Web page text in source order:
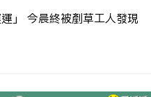
」 今晨終被剷草工人發現